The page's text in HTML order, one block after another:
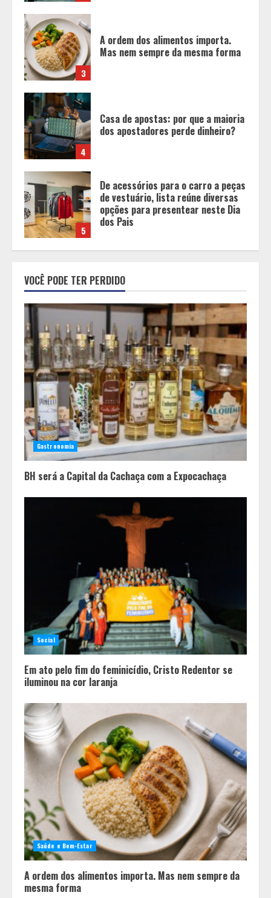
4
Casa de apostas: por que a maioria
dos apostadores perde dinheiro?
5
de vestuário, lista reúne diversas
opções para presentear neste Dia
1
BH será a Capital da Cachaça com a
Expocachaça
2
Cristo Redentor se iluminou na cor
laranja
3
A ordem dos alimentos importa.
Mas nem sempre da mesma forma
Casa de apostas: por que a maioria
dos apostadores perde dinheiro?
VOCÊ PODE TER PERDIDO
Gastronomia
BH será a Capital da Cachaça com a Expocachaça
Social
Em ato pelo fim do feminicídio, Cristo Redentor se
iluminou na cor laranja
Saúde e Bem-Estar
A ordem dos alimentos importa. Mas nem sempre da
mesma forma